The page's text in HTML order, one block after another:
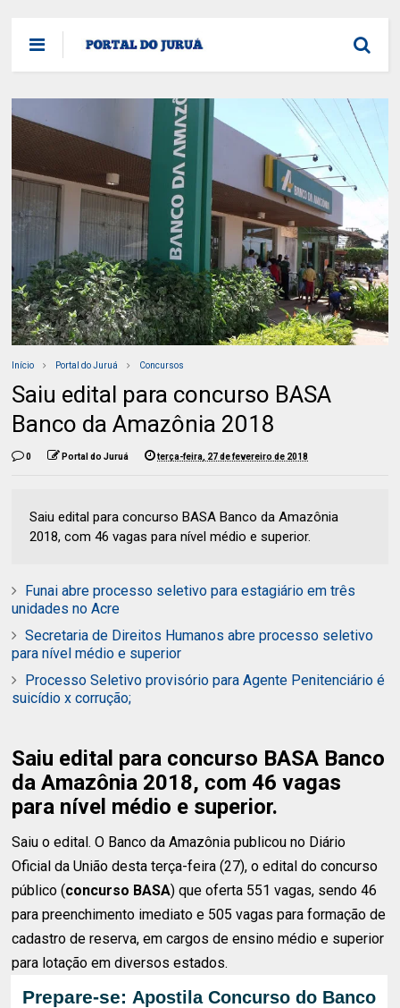
Início Portal do Juruá Concursos
Saiu edital para concurso BASA
Banco da Amazônia 2018
0 Portal do Juruá terça-feira, 27 de fevereiro de 2018
Saiu edital para concurso BASA Banco da Amazônia
2018, com 46 vagas para nível médio e superior.
Funai abre processo seletivo para estagiário em três
unidades no Acre
Secretaria de Direitos Humanos abre processo seletivo
para nível médio e superior
Processo Seletivo provisório para Agente Penitenciário é
suicídio x corrução;
Saiu edital para concurso BASA Banco
da Amazônia 2018, com 46 vagas
para nível médio e superior.
Saiu o edital. O Banco da Amazônia publicou no Diário
Oficial da União desta terça-feira (27), o edital do concurso
público (concurso BASA) que oferta 551 vagas, sendo 46
para preenchimento imediato e 505 vagas para formação de
cadastro de reserva, em cargos de ensino médio e superior
para lotação em diversos estados.
Prepare-se: Apostila Concurso do Banco